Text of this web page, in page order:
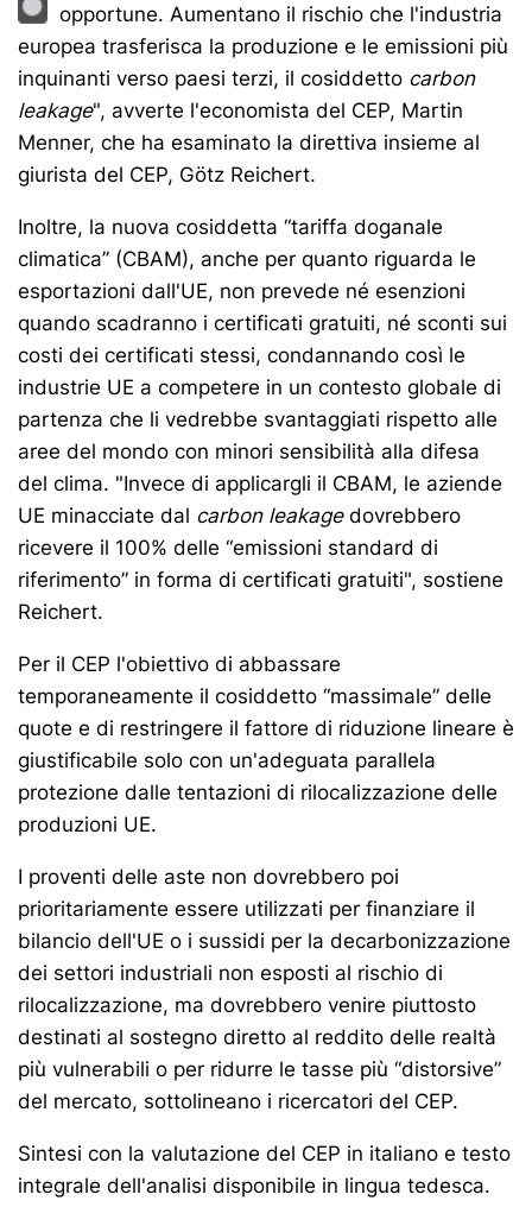
opportune. Aumentano il rischio che l'industria
europea trasferisca la produzione e le emissioni più
inquinanti verso paesi terzi, il cosiddetto carbon
leakage", avverte l'economista del CEP, Martin
Menner, che ha esaminato la direttiva insieme al
giurista del CEP, Götz Reichert.
Inoltre, la nuova cosiddetta “tariffa doganale
climatica” (CBAM), anche per quanto riguarda le
esportazioni dall'UE, non prevede né esenzioni
quando scadranno i certificati gratuiti, né sconti sui
costi dei certificati stessi, condannando così le
industrie UE a competere in un contesto globale di
partenza che li vedrebbe svantaggiati rispetto alle
aree del mondo con minori sensibilità alla difesa
del clima. "Invece di applicargli il CBAM, le aziende
UE minacciate dal carbon leakagedovrebbero
ricevere il 100% delle “emissioni standard di
riferimento” in forma di certificati gratuiti", sostiene
Reichert.
Per il CEP l'obiettivo di abbassare
temporaneamente il cosiddetto “massimale” delle
quote e di restringere il fattore di riduzione lineare è
giustificabile solo con un'adeguata parallela
protezione dalle tentazioni di rilocalizzazione delle
produzioni UE.
I proventi delle aste non dovrebbero poi
prioritariamente essere utilizzati per finanziare il
bilancio dell'UE o i sussidi per la decarbonizzazione
dei settori industriali non esposti al rischio di
rilocalizzazione, ma dovrebbero venire piuttosto
destinati al sostegno diretto al reddito delle realtà
più vulnerabili o per ridurre le tasse più “distorsive”
del mercato, sottolineano i ricercatori del CEP.
Sintesi con la valutazione del CEP in italiano e testo
integrale dell'analisi disponibile in lingua tedesca.